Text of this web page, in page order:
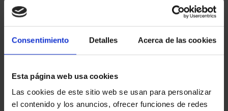
Consentimiento Detalles Acerca de las cookies
Esta página web usa cookies
Las cookies de este sitio web se usan para personalizar
el contenido y los anuncios, ofrecer funciones de redes
IBEROAMERICANA
"CAPITALES"
(2024) COL. COMP.
5.349,00 €